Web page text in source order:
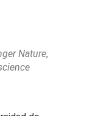
Nature,